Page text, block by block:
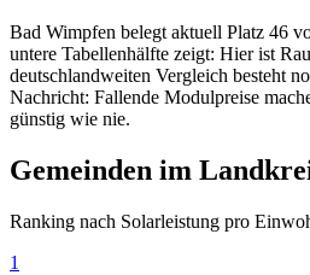
Bad Wimpfen belegt aktuell Platz 46
untere Tabellenhälfte zeigt: Hier ist
deutschlandweiten Vergleich besteht
Nachricht: Fallende Modulpreise
günstig wie nie.
Gemeinden im
Ranking nach Solarleistung pro
1